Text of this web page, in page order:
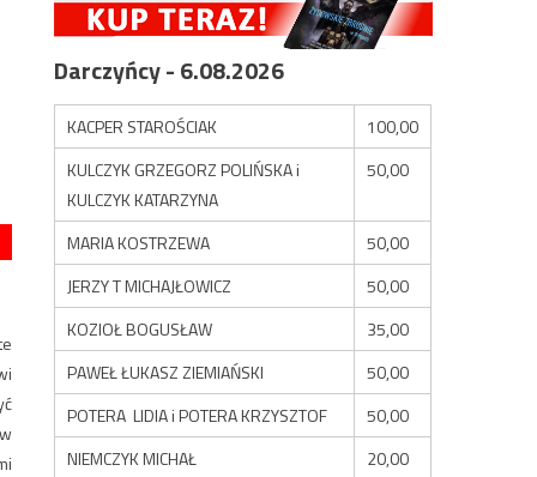
Darczyńcy - 6.08.2026
KACPER STAROŚCIAK
100,00
KULCZYK GRZEGORZ POLIŃSKA i
KULCZYK KATARZYNA
50,00
MARIA KOSTRZEWA
50,00
JERZY T MICHAJŁOWICZ
50,00
KOZIOŁ BOGUSŁAW
35,00
PAWEŁ ŁUKASZ ZIEMIAŃSKI
50,00
POTERA LIDIA i POTERA KRZYSZTOF
50,00
NIEMCZYK MICHAŁ
20,00